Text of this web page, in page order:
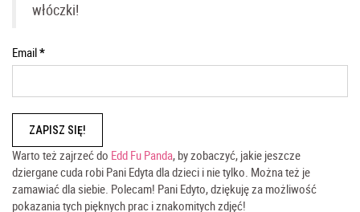
włóczki!
Email*
Warto też zajrzeć do Edd Fu Panda, by zobaczyć, jakie jeszcze
dziergane cuda robi Pani Edyta dla dzieci i nie tylko. Można też je
zamawiać dla siebie. Polecam! Pani Edyto, dziękuję za możliwość
pokazania tych pięknych prac i znakomitych zdjęć!